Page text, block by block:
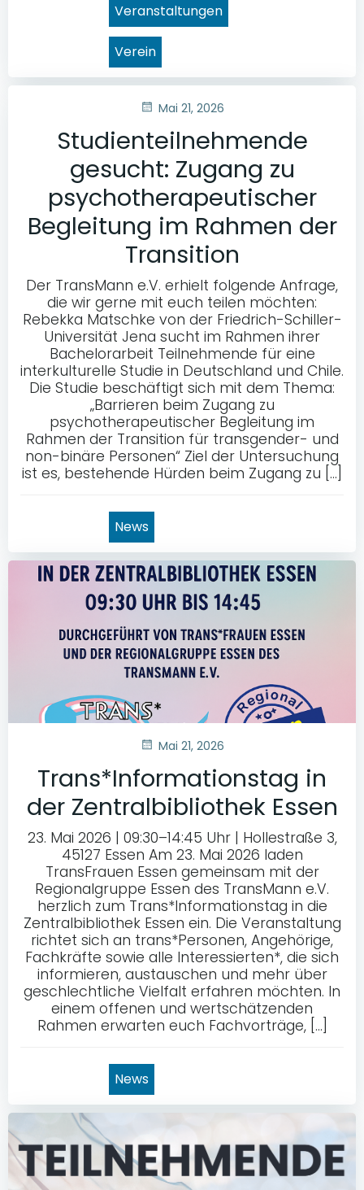
Veranstaltungen
Verein
Mai 21, 2026
Studienteilnehmende
gesucht: Zugang zu
psychotherapeutischer
Begleitung im Rahmen der
Transition
Der TransMann e.V. erhielt folgende Anfrage,
die wir gerne mit euch teilen möchten:
Rebekka Matschke von der Friedrich-Schiller-
Universität Jena sucht im Rahmen ihrer
Bachelorarbeit Teilnehmende für eine
interkulturelle Studie in Deutschland und Chile.
Die Studie beschäftigt sich mit dem Thema:
„Barrieren beim Zugang zu
psychotherapeutischer Begleitung im
Rahmen der Transition für transgender- und
non-binäre Personen“ Ziel der Untersuchung
ist es, bestehende Hürden beim Zugang zu […]
News
Mai 21, 2026
Trans*Informationstag in
der Zentralbibliothek Essen
23. Mai 2026 | 09:30–14:45 Uhr | Hollestraße 3,
45127 Essen Am 23. Mai 2026 laden
TransFrauen Essen gemeinsam mit der
Regionalgruppe Essen des TransMann e.V.
herzlich zum Trans*Informationstag in die
Zentralbibliothek Essen ein. Die Veranstaltung
richtet sich an trans*Personen, Angehörige,
Fachkräfte sowie alle Interessierten*, die sich
informieren, austauschen und mehr über
geschlechtliche Vielfalt erfahren möchten. In
einem offenen und wertschätzenden
Rahmen erwarten euch Fachvorträge, […]
News